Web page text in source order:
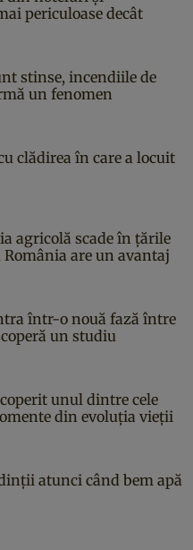
periculoase decât
stinse, incendiile de
un fenomen
clădirea în care a locuit
agricolă scade în țările
are un avantaj
într-o nouă fază între
un studiu
unul dintre cele
din evoluția vieții
atunci când bem apă